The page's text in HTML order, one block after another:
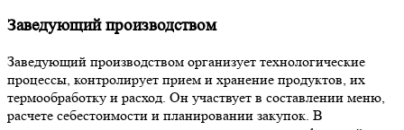
Заведующий производством
Заведующий производством организует технологические
процессы, контролирует прием и хранение продуктов, их
термообработку и расход. Он участвует в составлении меню,
расчете себестоимости и планировании закупок. В